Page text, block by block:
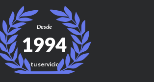
Desde
1994
a tu servicio!